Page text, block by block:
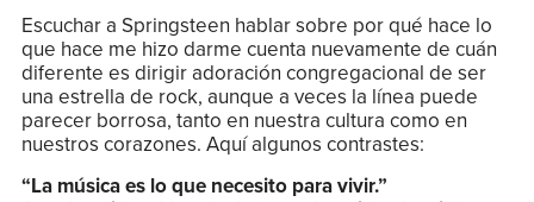
Escuchar a Springsteen hablar sobre por qué hace lo
que hace me hizo darme cuenta nuevamente de cuán
diferente es dirigir adoración congregacional de ser
una estrella de rock, aunque a veces la línea puede
parecer borrosa, tanto en nuestra cultura como en
nuestros corazones. Aquí algunos contrastes:
“La música es lo que necesito para vivir.”